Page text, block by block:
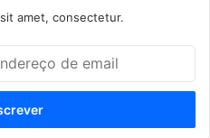
amet, consectetur.